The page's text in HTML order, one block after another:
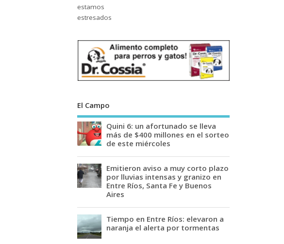
El Campo
Quini 6: un afortunado se lleva
más de $400 millones en el sorteo
de este miércoles
Emitieron aviso a muy corto plazo
por lluvias intensas y granizo en
Entre Ríos, Santa Fe y Buenos
Aires
Tiempo en Entre Ríos: elevaron a
naranja el alerta por tormentas